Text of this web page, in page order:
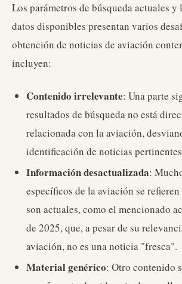
Los parámetros de búsqueda actuales y
datos disponibles presentan varios
obtención de noticias de aviación
incluyen:
Contenido irrelevante: Una parte
resultados de búsqueda no está
relacionada con la aviación,
identificación de noticias
Información desactualizada:
específicos de la aviación se refieren
son actuales, como el mencionado
de 2025, que, a pesar de su
aviación, no es una noticia "fresca".
Material genérico: Otro contenido